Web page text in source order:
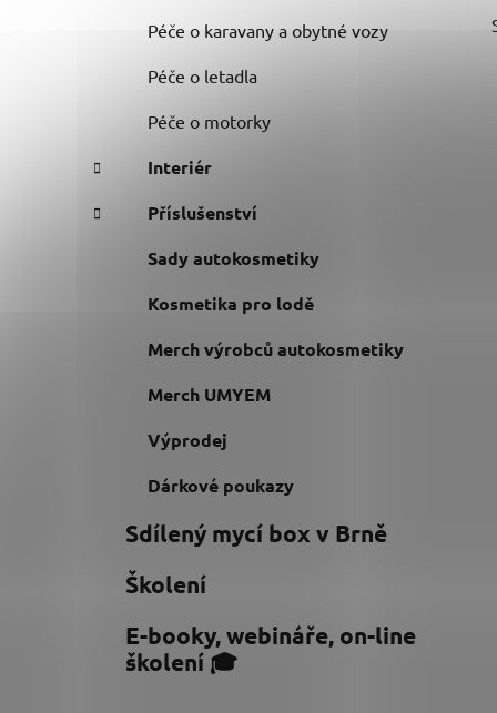
Péče o karavany a obytné vozy
Péče o letadla
Péče o motorky
Interiér
Příslušenství
Sady autokosmetiky
Kosmetika pro lodě
Merch výrobců autokosmetiky
Merch UMYEM
Výprodej
Dárkové poukazy
Sdílený mycí box v Brně
Školení
E-booky, webináře, on-line
školení 🎓